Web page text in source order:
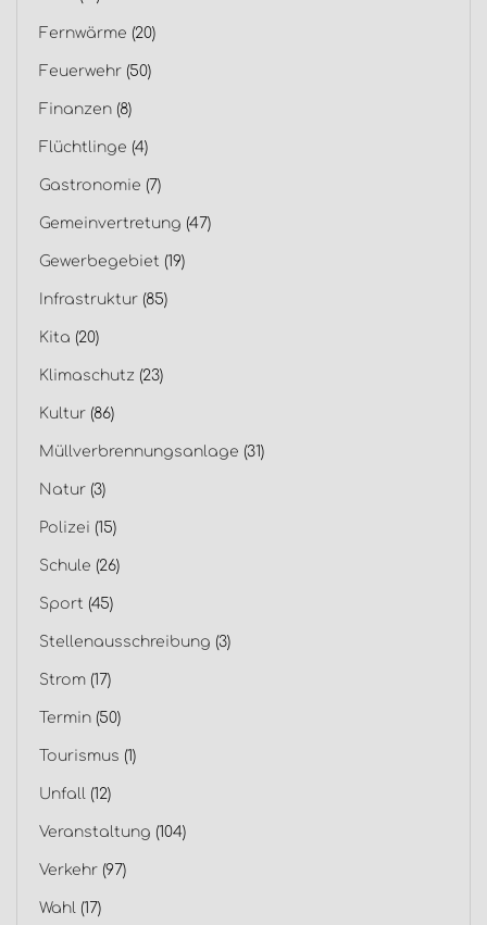
Fernwärme (20)
Feuerwehr (50)
Finanzen (8)
Flüchtlinge (4)
Gastronomie (7)
Gemeinvertretung (47)
Gewerbegebiet (19)
Infrastruktur (85)
Kita (20)
Klimaschutz (23)
Kultur (86)
Müllverbrennungsanlage (31)
Natur (3)
Polizei (15)
Schule (26)
Sport (45)
Stellenausschreibung (3)
Strom (17)
Termin (50)
Tourismus (1)
Unfall (12)
Veranstaltung (104)
Verkehr (97)
Wahl (17)